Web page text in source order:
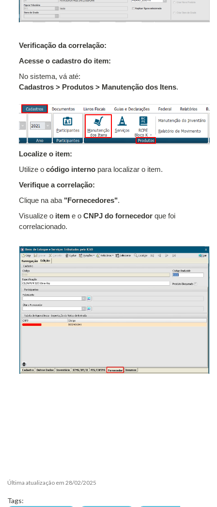
Verificação da correlação:
Acesse o cadastro do item:
No sistema, vá até:
Cadastros > Produtos > Manutenção dos Itens.
Localize o item:
Utilize o código interno para localizar o item.
Verifique a correlação:
Clique na aba "Fornecedores".
Visualize o item e o CNPJ do fornecedor que foi
correlacionado.
Última atualização em 28/02/2025
Tags: